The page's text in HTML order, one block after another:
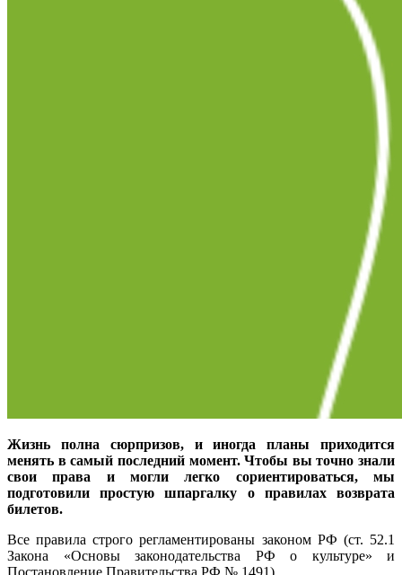
Жизнь полна сюрпризов, и иногда планы приходится
менять в самый последний момент. Чтобы вы точно знали
свои права и могли легко сориентироваться, мы
подготовили простую шпаргалку о правилах возврата
билетов.
Все правила строго регламентированы законом РФ (ст. 52.1
Закона «Основы законодательства РФ о культуре» и
Постановление Правительства РФ № 1491).